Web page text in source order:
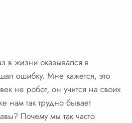
в жизни оказывался в
ошибку. Мне кажется, это
не робот, он учится на своих
нам так трудно бывает
Почему мы так часто